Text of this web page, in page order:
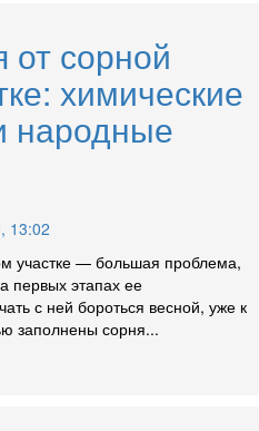
от сорной
химические
народные
13:02
участке — большая проблема,
первых этапах ее
с ней бороться весной, уже к
заполнены сорня...